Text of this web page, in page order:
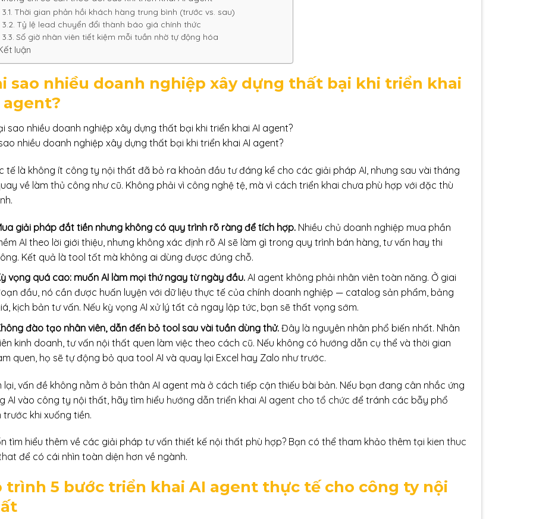
Thời gian phản hồi khách hàng trung bình (trước vs. sau)
Tỷ lệ lead chuyển đổi thành báo giá chính thức
Số giờ nhân viên tiết kiệm mỗi tuần nhờ tự động hóa
luận
sao nhiều doanh nghiệp xây dựng thất bại khi triển khai
agent?
nhiều doanh nghiệp xây dựng thất bại khi triển khai AI agent?
tế là không ít công ty nội thất đã bỏ ra khoản đầu tư đáng kể cho các giải pháp AI, nhưng sau vài tháng
về làm thủ công như cũ. Không phải vì công nghệ tệ, mà vì cách triển khai chưa phù hợp với đặc thù
giải pháp đắt tiền nhưng không có quy trình rõ ràng để tích hợp. Nhiều chủ doanh nghiệp mua phần
AI theo lời giới thiệu, nhưng không xác định rõ AI sẽ làm gì trong quy trình bán hàng, tư vấn hay thi
Kết quả là tool tốt mà không ai dùng được đúng chỗ.
vọng quá cao: muốn AI làm mọi thứ ngay từ ngày đầu.AI agent không phải nhân viên toàn năng. Ở giai
đầu, nó cần được huấn luyện với dữ liệu thực tế của chính doanh nghiệp — catalog sản phẩm, bảng
kịch bản tư vấn. Nếu kỳ vọng AI xử lý tất cả ngay lập tức, bạn sẽ thất vọng sớm.
đào tạo nhân viên, dẫn đến bỏ tool sau vài tuần dùng thử. Đây là nguyên nhân phổ biến nhất. Nhân
kinh doanh, tư vấn nội thất quen làm việc theo cách cũ. Nếu không có hướng dẫn cụ thể và thời gian
quen, họ sẽ tự động bỏ qua tool AI và quay lại Excel hay Zalo như trước.
lại, vấn đề không nằm ở bản thân AI agent mà ở cách tiếp cận thiếu bài bản. Nếu bạn đang cân nhắc ứng
AI vào công ty nội thất, hãy tìm hiểu hướng dẫn triển khai AI agent cho tổ chức để tránh các bẫy phổ
trước khi xuống tiền.
tìm hiểu thêm về các giải pháp tư vấn thiết kế nội thất phù hợp? Bạn có thể tham khảo thêm tại kien thuc
để có cái nhìn toàn diện hơn về ngành.
trình 5 bước triển khai AI agent thực tế cho công ty nội